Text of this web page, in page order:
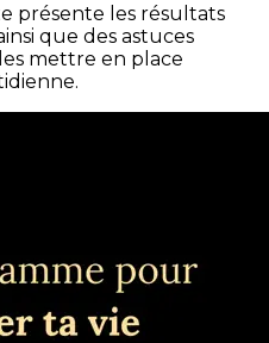
présente les résultats
que des astuces
mettre en place